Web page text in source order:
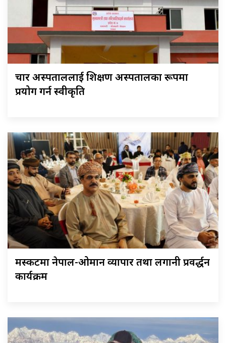
चार अस्पताललाई शिक्षण अस्पतालका रूपमा
प्रयोग गर्न स्वीकृति
मस्कटमा नेपाल-ओमान व्यापार तथा लगानी प्रवर्द्धन
कार्यक्रम